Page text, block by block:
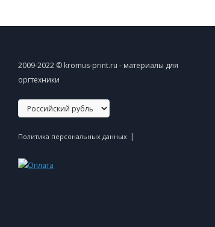
2009-2022 © kromus-print.ru - материалы для
оргтехники
Политика персональных данных |